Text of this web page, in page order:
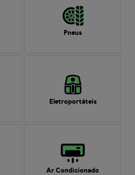
Pneus
Eletroportáteis
Ar Condicionado